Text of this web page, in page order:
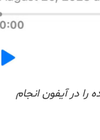
در آیفون انجام